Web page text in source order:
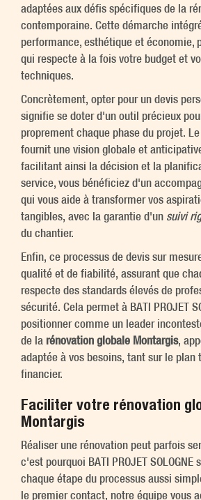
adaptées aux défis spécifiques de la
contemporaine. Cette démarche
performance, esthétique et économie,
qui respecte à la fois votre budget et
techniques.
Concrètement, opter pour un devis
signifie se doter d'un outil précieux
proprement chaque phase du projet.
fournit une vision globale et
facilitant ainsi la décision et la
service, vous bénéficiez d'un
qui vous aide à transformer vos
tangibles, avec la garantie d'un suivi
du chantier.
Enfin, ce processus de devis sur
qualité et de fiabilité, assurant que
respecte des standards élevés de
sécurité. Cela permet à BATI PROJET
positionner comme un leader
de la rénovation globale Montargis,
adaptée à vos besoins, tant sur le plan
financier.
Faciliter votre rénovation
Montargis
Réaliser une rénovation peut parfois
c'est pourquoi BATI PROJET
chaque étape du processus aussi
le premier contact, notre équipe vous